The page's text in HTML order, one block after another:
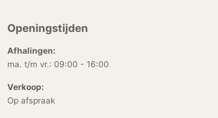
Openingstijden
Afhalingen:
ma. t/m vr.: 09:00 - 16:00
Verkoop:
Op afspraak